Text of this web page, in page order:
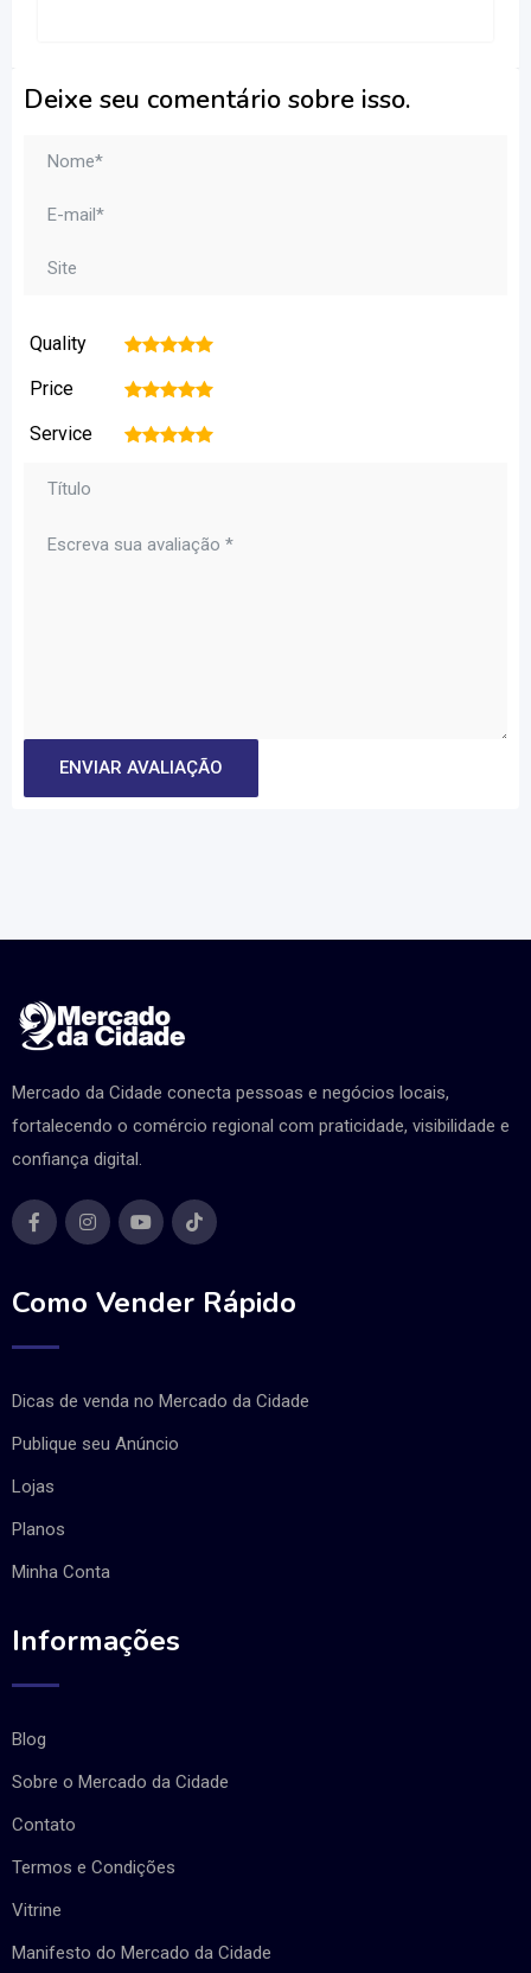
Deixe seu comentário sobre isso.
Quality 5
4
3
2
Price 5
4
3
2
Service 5
4
3
2
Mercado da Cidade conecta pessoas e negócios locais,
fortalecendo o comércio regional com praticidade, visibilidade e
confiança digital.
Como Vender Rápido
Dicas de venda no Mercado da Cidade
Publique seu Anúncio
Lojas
Planos
Minha Conta
Informações
Blog
Sobre o Mercado da Cidade
Contato
Termos e Condições
Vitrine
Manifesto do Mercado da Cidade